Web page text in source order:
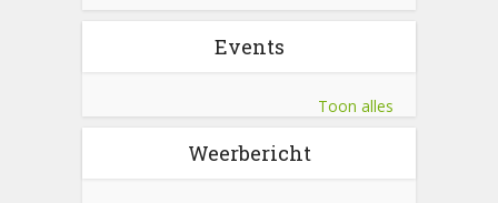
Events
Toon alles
Weerbericht